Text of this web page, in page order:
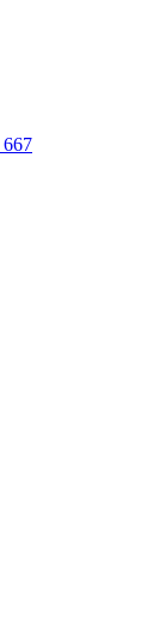
667